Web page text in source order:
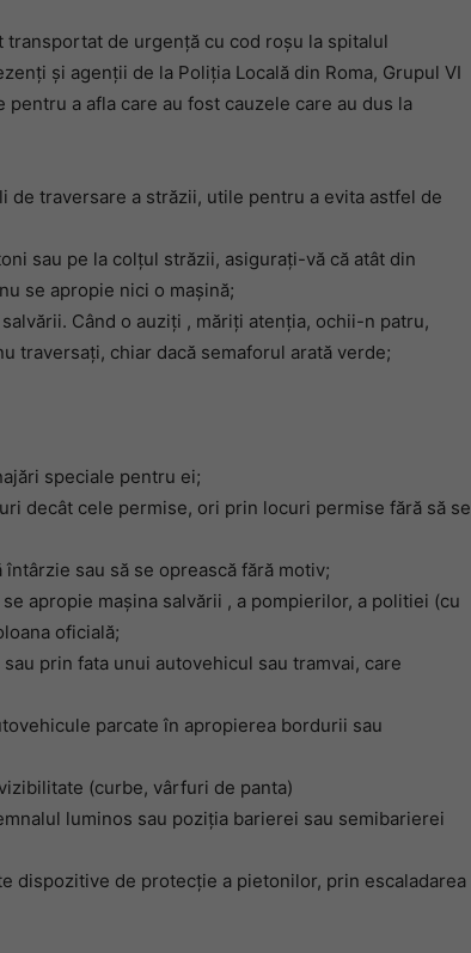
de urgență cu cod roșu la spitalul
și agenții de la Poliția Locală din Roma, Grupul VI
a afla care au fost cauzele care au dus la
de traversare a străzii, utile pentru a evita astfel de
sau pe la colţul străzii, asiguraţi-vă că atât din
se apropie nici o maşină;
Când o auziţi , măriţi atenţia, ochii-n patru,
traversaţi, chiar dacă semaforul arată verde;
speciale pentru ei;
decât cele permise, ori prin locuri permise fără să se
sau să se oprească fără motiv;
apropie mașina salvării , a pompierilor, a politiei (cu
oficială;
prin fata unui autovehicul sau tramvai, care
parcate în apropierea bordurii sau
(curbe, vârfuri de panta)
luminos sau poziția barierei sau semibarierei
dispozitive de protecție a pietonilor, prin escaladarea